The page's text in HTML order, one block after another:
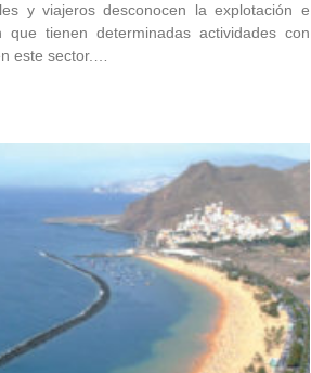
y viajeros desconocen la explotación e
que tienen determinadas actividades con
este sector.…